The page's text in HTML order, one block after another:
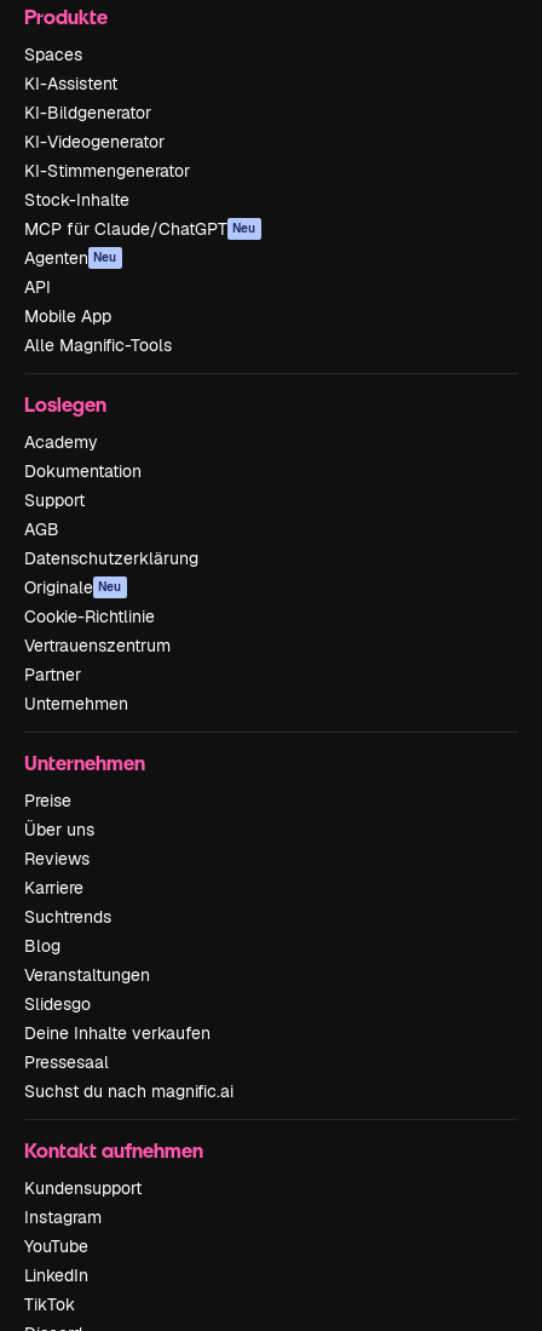
Produkte
Spaces
KI-Assistent
KI-Bildgenerator
KI-Videogenerator
KI-Stimmengenerator
Stock-Inhalte
MCP für Claude/ChatGPT Neu
Agenten Neu
API
Mobile App
Alle Magnific-Tools
Loslegen
Academy
Dokumentation
Support
AGB
Datenschutzerklärung
Originale Neu
Cookie-Richtlinie
Vertrauenszentrum
Partner
Unternehmen
Unternehmen
Preise
Über uns
Reviews
Karriere
Suchtrends
Blog
Veranstaltungen
Slidesgo
Deine Inhalte verkaufen
Pressesaal
Suchst du nach magnific.ai
Kontakt aufnehmen
Kundensupport
Instagram
YouTube
LinkedIn
TikTok